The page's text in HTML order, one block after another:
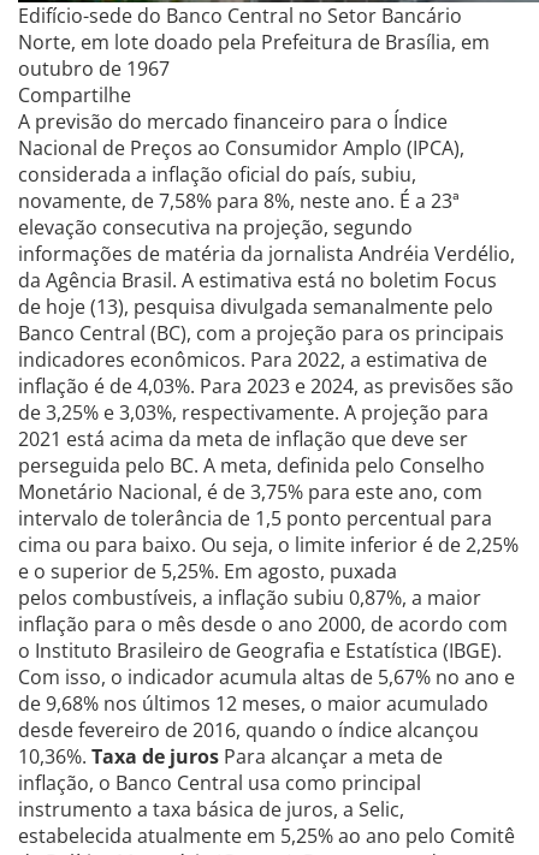
Edifício-sede do Banco Central no Setor Bancário
Norte, em lote doado pela Prefeitura de Brasília, em
outubro de 1967
Compartilhe
A previsão do mercado financeiro para o Índice
Nacional de Preços ao Consumidor Amplo (IPCA),
considerada a inflação oficial do país, subiu,
novamente, de 7,58% para 8%, neste ano. É a 23ª
elevação consecutiva na projeção, segundo
informações de matéria da jornalista Andréia Verdélio,
da Agência Brasil. A estimativa está no boletim Focus
de hoje (13), pesquisa divulgada semanalmente pelo
Banco Central (BC), com a projeção para os principais
indicadores econômicos. Para 2022, a estimativa de
inflação é de 4,03%. Para 2023 e 2024, as previsões são
de 3,25% e 3,03%, respectivamente. A projeção para
2021 está acima da meta de inflação que deve ser
perseguida pelo BC. A meta, definida pelo Conselho
Monetário Nacional, é de 3,75% para este ano, com
intervalo de tolerância de 1,5 ponto percentual para
cima ou para baixo. Ou seja, o limite inferior é de 2,25%
e o superior de 5,25%. Em agosto, puxada
pelos combustíveis, a inflação subiu 0,87%, a maior
inflação para o mês desde o ano 2000, de acordo com
o Instituto Brasileiro de Geografia e Estatística (IBGE).
Com isso, o indicador acumula altas de 5,67% no ano e
de 9,68% nos últimos 12 meses, o maior acumulado
desde fevereiro de 2016, quando o índice alcançou
10,36%. Taxa de juros Para alcançar a meta de
inflação, o Banco Central usa como principal
instrumento a taxa básica de juros, a Selic,
estabelecida atualmente em 5,25% ao ano pelo Comitê